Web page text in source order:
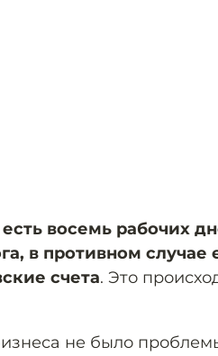
восемь рабочих
в противном случае
счета. Это
не было